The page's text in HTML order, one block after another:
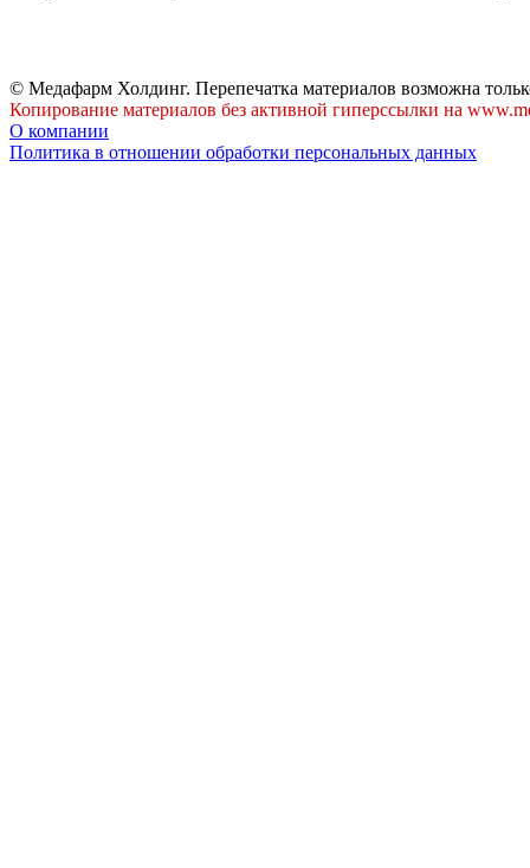
© Медафарм Холдинг. Перепечатка материалов возможна
Копирование материалов без активной гиперссылки на
О компании
Политика в отношении обработки персональных данных